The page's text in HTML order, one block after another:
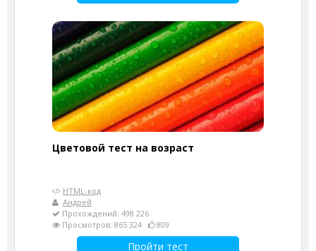
Цветовой тест на возраст
HTML-код
Андрей
Прохождений: 498 226
Просмотров: 865 324
809
Пройти тест